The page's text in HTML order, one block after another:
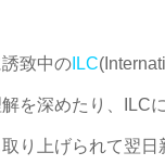
致中の ILC
を深めたり、ILC
り上げられて翌